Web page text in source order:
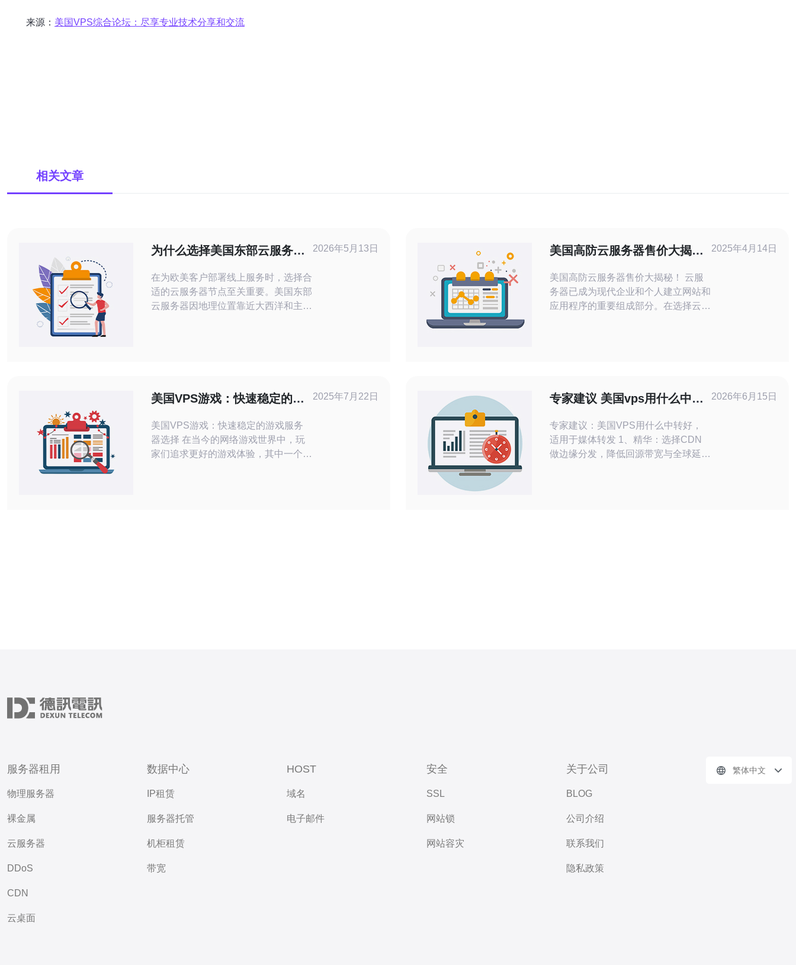
来源： 美国VPS综合论坛：尽享专业技术分享和交流
相关文章
为什么选择美国东部云服务器
在为欧美客户部署线上服务时，选择合
适的云服务器节点至关重要。美国东部
云服务器因地理位置靠近大西洋和主要
短，路由经过的中转点更少，平均时延
比美国西部节点低数十毫秒。对于需要
实时交
2026年5月13日
美国高防云服务器售价大揭
美国高防云服务器售价大揭秘！ 云服
务器已成为现代企业和个人建立网站和
应用程序的重要组成部分。在选择云服
如DDoS攻击、恶意扫描和黑客入侵
等。它们通常由专业的网
2025年4月14日
美国VPS游戏：快速稳定的游
美国VPS游戏：快速稳定的游戏服务
器选择 在当今的网络游戏世界中，玩
家们追求更好的游戏体验，其中一个重
2025年7月22日
专家建议 美国vps用什么中转
专家建议：美国VPS用什么中转好，
适用于媒体转发 1、精华：选择CDN
做边缘分发，降低回源带宽与全球延
2026年6月15日
服务器租用
物理服务器
裸金属
云服务器
DDoS
CDN
云桌面
数据中心
IP租赁
服务器托管
机柜租赁
带宽
HOST
域名
电子邮件
安全
SSL
网站锁
网站容灾
关于公司
BLOG
公司介绍
联系我们
隐私政策
繁体中文